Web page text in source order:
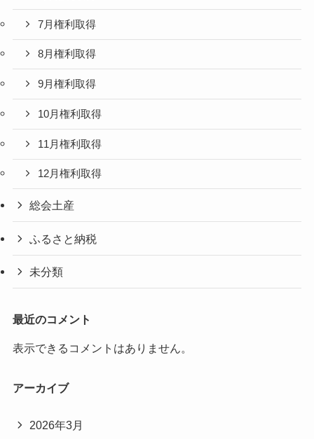
7月権利取得
8月権利取得
9月権利取得
10月権利取得
11月権利取得
12月権利取得
総会土産
ふるさと納税
未分類
最近のコメント
表示できるコメントはありません。
アーカイブ
2026年3月